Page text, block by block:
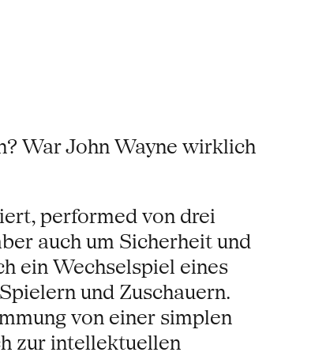
War John Wayne wirklich
performed von drei
auch um Sicherheit und
ein Wechselspiel eines
und Zuschauern.
von einer simplen
zur intellektuellen